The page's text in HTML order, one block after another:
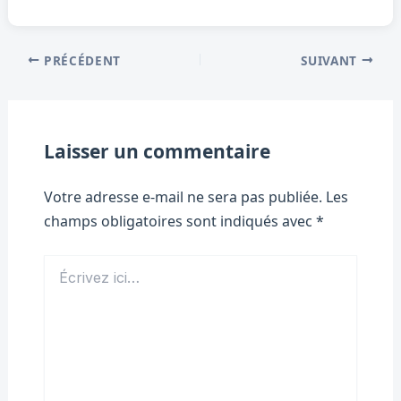
PRÉCÉDENT SUIVANT
Laisser un commentaire
Votre adresse e-mail ne sera pas publiée. Les
champs obligatoires sont indiqués avec *
ici…